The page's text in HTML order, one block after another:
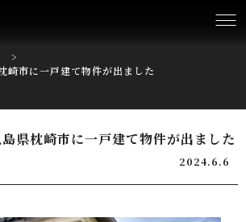
崎市に一戸建て物件が出ました
島県枕崎市に一戸建て物件が出ました
2024.6.6